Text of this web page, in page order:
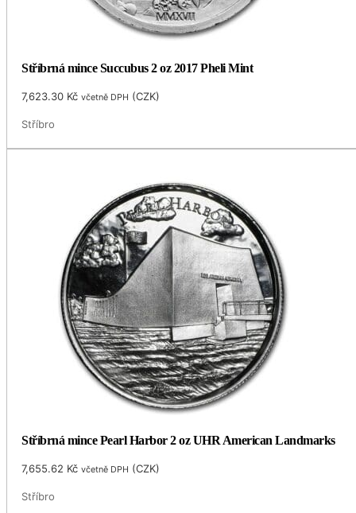
Stříbrná mince Succubus 2 oz 2017 Pheli Mint
7,623.30 Kč včetně DPH (CZK)
Stříbro
Stříbrná mince Pearl Harbor 2 oz UHR American Landmarks
7,655.62 Kč včetně DPH (CZK)
Stříbro